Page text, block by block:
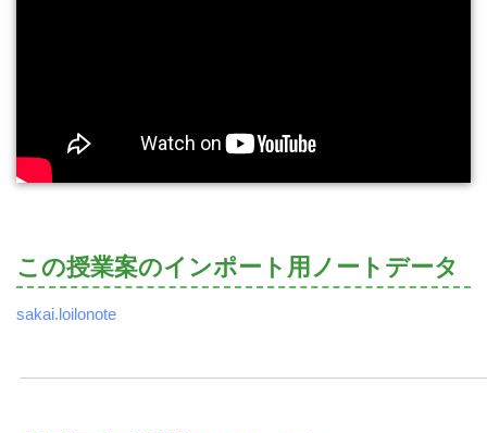
この授業案のインポート用ノートデータ
sakai.loilonote